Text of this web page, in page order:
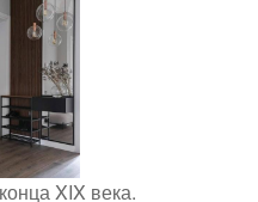
XIX века.